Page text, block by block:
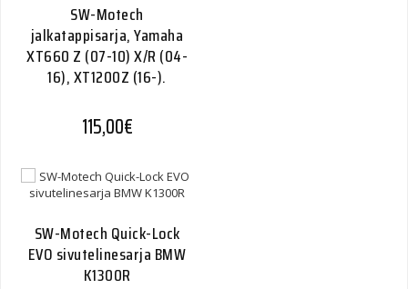
SW-Motech
jalkatappisarja, Yamaha
XT660 Z (07-10) X/R (04-
16), XT1200Z (16-).
115,00€
SW-Motech Quick-Lock
EVO sivutelinesarja BMW
K1300R